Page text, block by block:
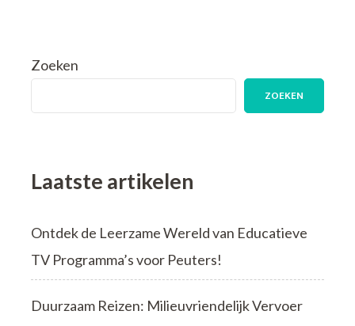
Zoeken
ZOEKEN
Laatste artikelen
Ontdek de Leerzame Wereld van Educatieve
TV Programma’s voor Peuters!
Duurzaam Reizen: Milieuvriendelijk Vervoer